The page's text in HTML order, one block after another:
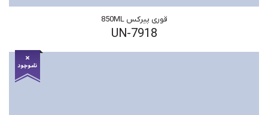
قوری پیرکس 850ML
UN-7918